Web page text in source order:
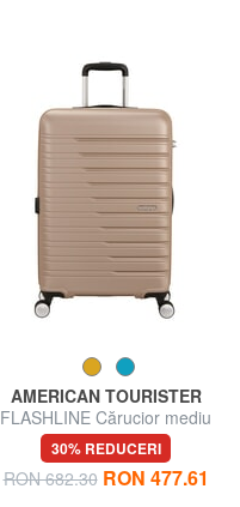
AMERICAN TOURISTER
FLASHLINE Cărucior mediu
extensibil
30% REDUCERI
RON 682.30 RON 477.61